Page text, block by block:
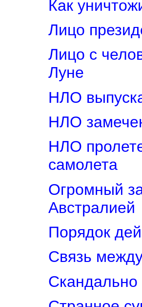
Как
Лицо
Лицо с
Луне
НЛО
НЛО
НЛО
самолета
Огромный
Австралией
Порядок
Связь